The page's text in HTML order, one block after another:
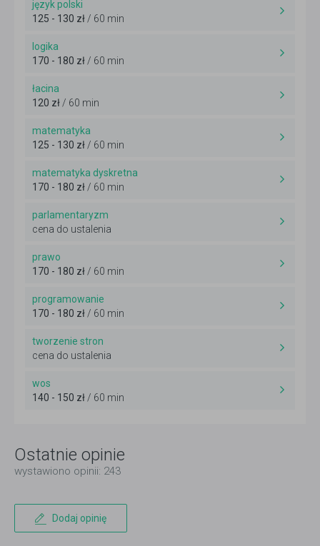
język polski
125 - 130 zł/ 60 min
logika
170 - 180 zł/ 60 min
łacina
120 zł/ 60 min
matematyka
125 - 130 zł/ 60 min
matematyka dyskretna
170 - 180 zł/ 60 min
parlamentaryzm
cena do ustalenia
prawo
170 - 180 zł/ 60 min
programowanie
170 - 180 zł/ 60 min
tworzenie stron
cena do ustalenia
wos
140 - 150 zł/ 60 min
Ostatnie opinie
wystawiono opinii: 243
Dodaj opinię